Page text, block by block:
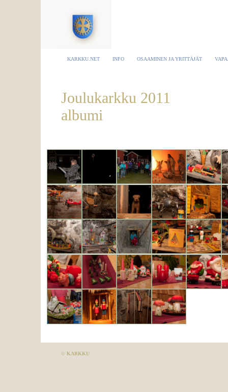
KARKKU.NET INFO OSAAMINEN JA YRITTÄJÄT
Joulukarkku 2011
albumi
© KARKKU